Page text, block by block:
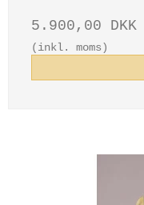
5.900,00 DKK
(inkl. moms)